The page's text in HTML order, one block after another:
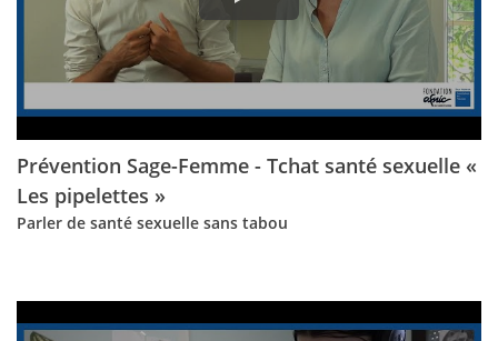
Prévention Sage-Femme - Tchat santé sexuelle «
Les pipelettes »
Parler de santé sexuelle sans tabou